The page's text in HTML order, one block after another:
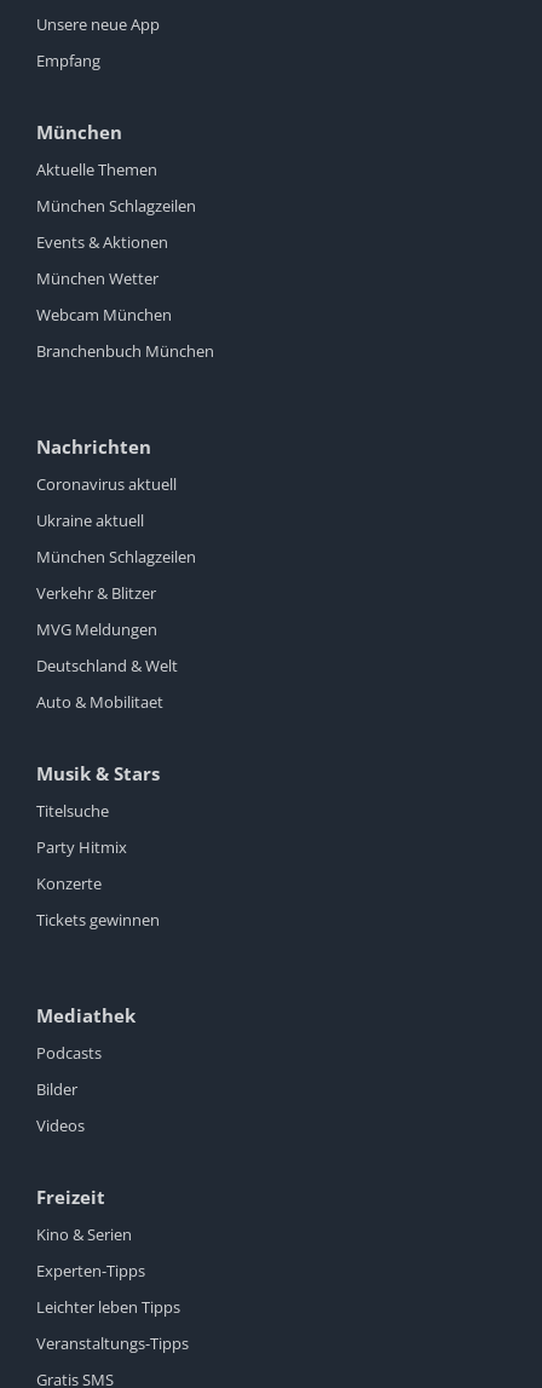
Unsere neue App
Empfang
München
Aktuelle Themen
München Schlagzeilen
Events & Aktionen
München Wetter
Webcam München
Branchenbuch München
Nachrichten
Coronavirus aktuell
Ukraine aktuell
München Schlagzeilen
Verkehr & Blitzer
MVG Meldungen
Deutschland & Welt
Auto & Mobilitaet
Musik & Stars
Titelsuche
Party Hitmix
Konzerte
Tickets gewinnen
Mediathek
Podcasts
Bilder
Videos
Freizeit
Kino & Serien
Experten-Tipps
Leichter leben Tipps
Veranstaltungs-Tipps
Gratis SMS